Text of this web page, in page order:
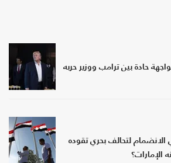
حادة بين ترامب ووزير حربه
الانضمام لتحالف بحري تقوده
الإمارات؟